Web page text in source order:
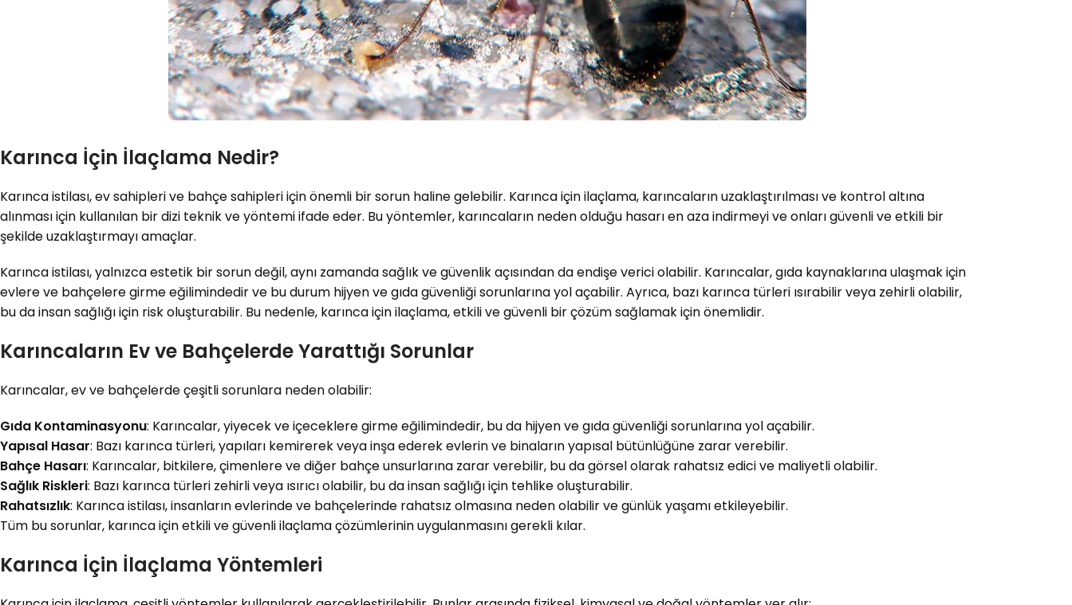
Karınca İçin İlaçlama Nedir?
Karınca istilası, ev sahipleri ve bahçe sahipleri için önemli bir sorun haline gelebilir. Karınca için ilaçlama, karıncaların uzaklaştırılması ve kontrol altına
alınması için kullanılan bir dizi teknik ve yöntemi ifade eder. Bu yöntemler, karıncaların neden olduğu hasarı en aza indirmeyi ve onları güvenli ve etkili bir
şekilde uzaklaştırmayı amaçlar.
Karınca istilası, yalnızca estetik bir sorun değil, aynı zamanda sağlık ve güvenlik açısından da endişe verici olabilir. Karıncalar, gıda kaynaklarına ulaşmak için
evlere ve bahçelere girme eğilimindedir ve bu durum hijyen ve gıda güvenliği sorunlarına yol açabilir. Ayrıca, bazı karınca türleri ısırabilir veya zehirli olabilir,
bu da insan sağlığı için risk oluşturabilir. Bu nedenle, karınca için ilaçlama, etkili ve güvenli bir çözüm sağlamak için önemlidir.
Karıncaların Ev ve Bahçelerde Yarattığı Sorunlar
Karıncalar, ev ve bahçelerde çeşitli sorunlara neden olabilir:
Gıda Kontaminasyonu: Karıncalar, yiyecek ve içeceklere girme eğilimindedir, bu da hijyen ve gıda güvenliği sorunlarına yol açabilir.
Yapısal Hasar: Bazı karınca türleri, yapıları kemirerek veya inşa ederek evlerin ve binaların yapısal bütünlüğüne zarar verebilir.
Bahçe Hasarı: Karıncalar, bitkilere, çimenlere ve diğer bahçe unsurlarına zarar verebilir, bu da görsel olarak rahatsız edici ve maliyetli olabilir.
Sağlık Riskleri: Bazı karınca türleri zehirli veya ısırıcı olabilir, bu da insan sağlığı için tehlike oluşturabilir.
Rahatsızlık: Karınca istilası, insanların evlerinde ve bahçelerinde rahatsız olmasına neden olabilir ve günlük yaşamı etkileyebilir.
Tüm bu sorunlar, karınca için etkili ve güvenli ilaçlama çözümlerinin uygulanmasını gerekli kılar.
Karınca İçin İlaçlama Yöntemleri